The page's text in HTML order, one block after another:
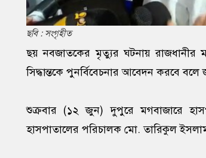
ছবি : সংগৃহীত
ছয় নবজাতকের মৃত্যুর ঘটনায় রাজধানীর
সিদ্ধান্তকে পুনর্বিবেচনার আবেদন করবে বলে
শুক্রবার (১২ জুন) দুপুরে মগবাজারে
হাসপাতালের পরিচালক মো. তারিকুল